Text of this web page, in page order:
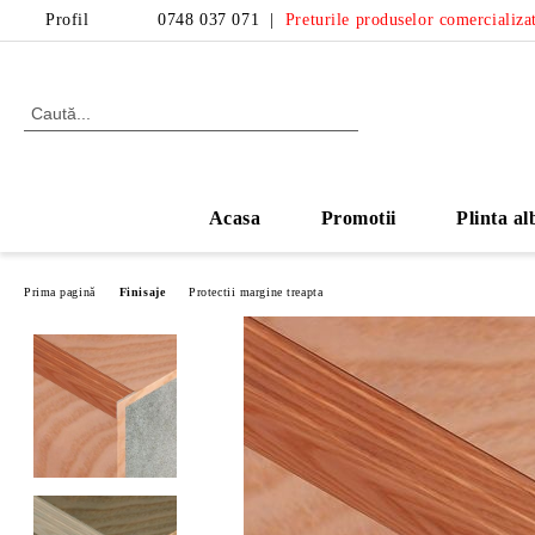
Profil 0748 037 071 Preturile produselor
Acasa Promotii Plinta
Prima pagină Finisaje Protectii margine treapta